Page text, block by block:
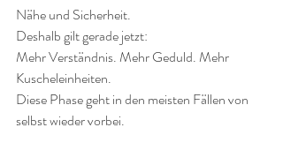
Nähe und Sicherheit.
Deshalb gilt gerade jetzt:
Mehr Verständnis. Mehr Geduld. Mehr
Kuscheleinheiten.
Diese Phase geht in den meisten Fällen von
selbst wieder vorbei.